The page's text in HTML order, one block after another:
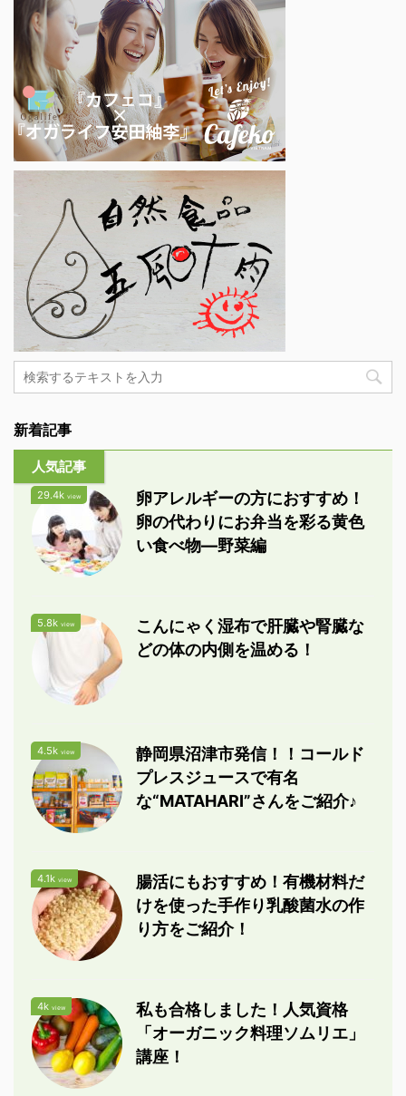
新着記事
人気記事
29.4k view
卵アレルギーの方におすすめ！
卵の代わりにお弁当を彩る黄色
い食べ物―野菜編
5.8k view
こんにゃく湿布で肝臓や腎臓な
どの体の内側を温める！
4.5k view
静岡県沼津市発信！！コールド
プレスジュースで有名
な“MATAHARI”さんをご紹介♪
4.1k view
腸活にもおすすめ！有機材料だ
けを使った手作り乳酸菌水の作
り方をご紹介！
4k view
私も合格しました！人気資格
「オーガニック料理ソムリエ」
講座！